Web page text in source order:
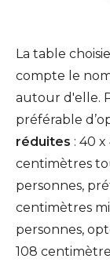
La table
compte le
autour d'elle.
préférable
réduites : 40
centimètres
personnes,
centimètres
personnes,
108